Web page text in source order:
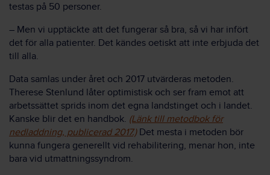
testas på 50 personer.
– Men vi upptäckte att det fungerar så bra, så vi har infört
det för alla patienter. Det kändes oetiskt att inte erbjuda det
till alla.
Data samlas under året och 2017 utvärderas metoden.
Therese Stenlund låter optimistisk och ser fram emot att
arbetssättet sprids inom det egna landstinget och i landet.
Kanske blir det en handbok. (Länk till metodbok för
nedladdning, publicerad 2017.)Det mesta i metoden bör
kunna fungera generellt vid rehabilitering, menar hon, inte
bara vid utmattningssyndrom.